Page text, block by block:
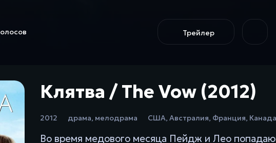
Трейлер
Клятва / The Vow (2012)
2012 драма, мелодрама США, Австралия, Франция, Канада
Во время медового месяца Пейдж и Лео